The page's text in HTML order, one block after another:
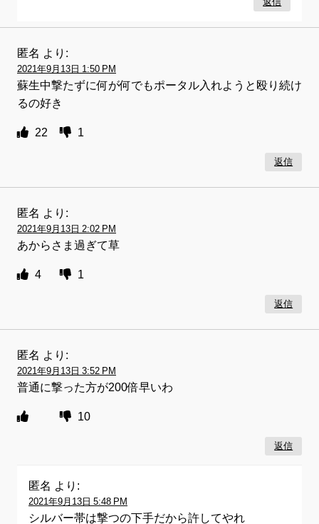
返信
匿名 より:
2021年9月13日 1:50 PM
蘇生中撃たずに何が何でもポータル入れようと殴り続け
るの好き
22 1
返信
匿名 より:
2021年9月13日 2:02 PM
あからさま過ぎて草
4 1
返信
匿名 より:
2021年9月13日 3:52 PM
普通に撃った方が200倍早いわ
10
返信
匿名 より:
2021年9月13日 5:48 PM
シルバー帯は撃つの下手だから許してやれ